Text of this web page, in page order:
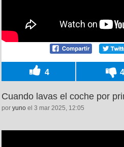
4 4
Cuando lavas el coche por
por yuno el 3 mar 2025, 12:05